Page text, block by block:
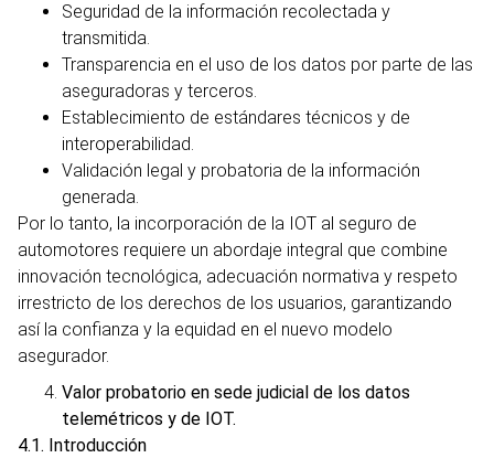
Seguridad de la información recolectada y
transmitida.
Transparencia en el uso de los datos por parte de las
aseguradoras y terceros.
Establecimiento de estándares técnicos y de
interoperabilidad.
Validación legal y probatoria de la información
generada.
Por lo tanto, la incorporación de la IOT al seguro de
automotores requiere un abordaje integral que combine
innovación tecnológica, adecuación normativa y respeto
irrestricto de los derechos de los usuarios, garantizando
así la confianza y la equidad en el nuevo modelo
asegurador.
Valor probatorio en sede judicial de los datos
telemétricos y de IOT.
4.1. Introducción